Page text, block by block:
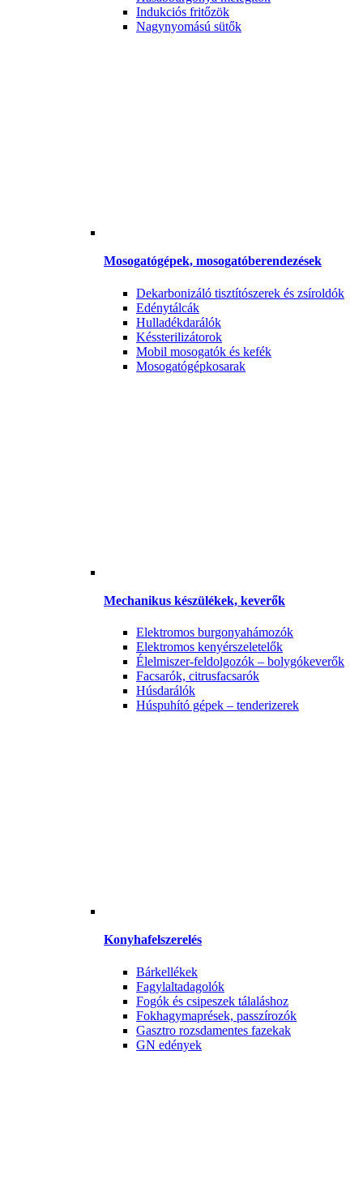
Indukciós fritőzök
Nagynyomású sütők
Mosogatógépek, mosogatóberendezések
Dekarbonizáló tisztítószerek és zsíroldók
Edénytálcák
Hulladékdarálók
Késsterilizátorok
Mobil mosogatók és kefék
Mosogatógépkosarak
Mechanikus készülékek, keverők
Elektromos burgonyahámozók
Elektromos kenyérszeletelők
Élelmiszer-feldolgozók – bolygókeverők
Facsarók, citrusfacsarók
Húsdarálók
Húspuhító gépek – tenderizerek
Konyhafelszerelés
Bárkellékek
Fagylaltadagolók
Fogók és csipeszek tálaláshoz
Fokhagymaprések, passzírozók
Gasztro rozsdamentes fazekak
GN edények